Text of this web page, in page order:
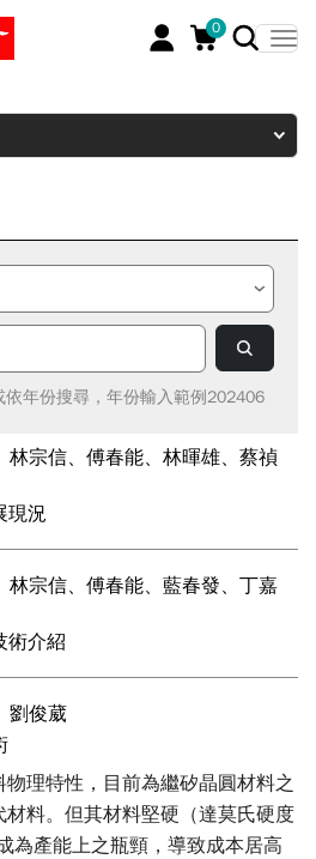
0
年份搜尋，年份輸入範例202406
林宗信、傅春能、林暉雄、蔡禎
現況
林宗信、傅春能、藍春發、丁嘉
術介紹
劉俊葳
理特性，目前為繼矽晶圓材料之
料。但其材料堅硬（達莫氏硬度
為產能上之瓶頸，導致成本居高